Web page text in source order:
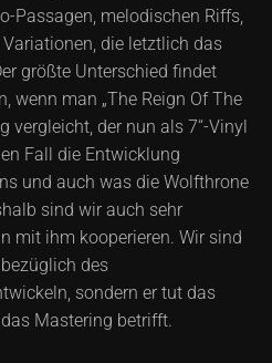
Passagen, melodischen Riffs,
die letztlich das
größte Unterschied findet
wenn man „The Reign Of The
vergleicht, der nun als 7‘‘-Vinyl
Fall die Entwicklung
und auch was die Wolfthrone
sind wir auch sehr
mit ihm kooperieren. Wir sind
des
sondern er tut das
Mastering betrifft.